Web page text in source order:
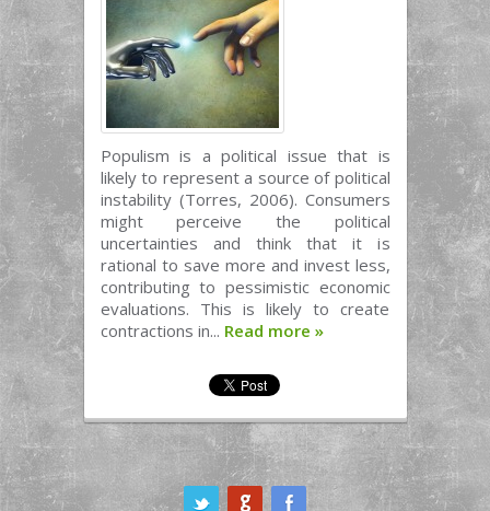
Populism is a political issue that is
likely to represent a source of political
instability (Torres, 2006). Consumers
might perceive the political
uncertainties and think that it is
rational to save more and invest less,
contributing to pessimistic economic
evaluations. This is likely to create
contractions in... Read more »